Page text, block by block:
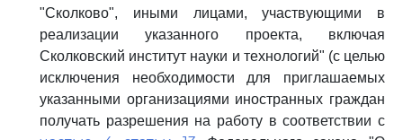
"Сколково", иными лицами, участвующими в
реализации указанного проекта, включая
Сколковский институт науки и технологий" (с целью
исключения необходимости для приглашаемых
указанными организациями иностранных граждан
получать разрешения на работу в соответствии с